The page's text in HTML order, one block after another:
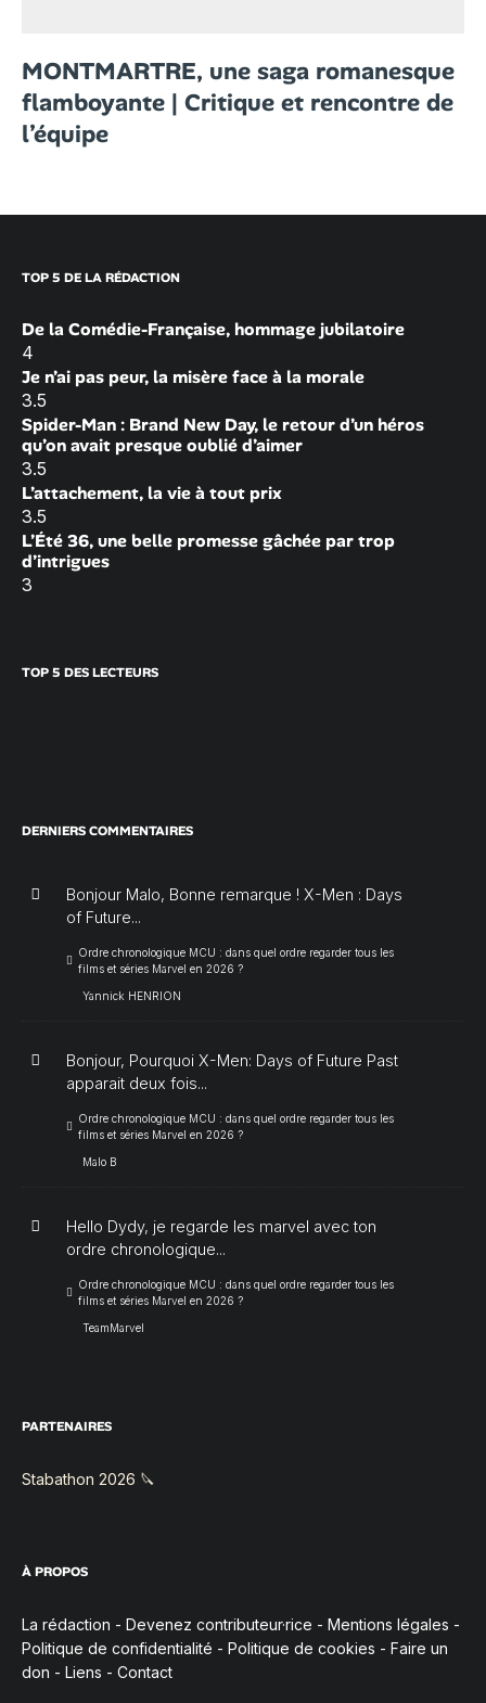
MONTMARTRE, une saga romanesque
flamboyante | Critique et rencontre de
l’équipe
TOP 5 DE LA RÉDACTION
De la Comédie-Française, hommage jubilatoire
4
Je n’ai pas peur, la misère face à la morale
3.5
Spider-Man : Brand New Day, le retour d’un héros
qu’on avait presque oublié d’aimer
3.5
L’attachement, la vie à tout prix
3.5
L’Été 36, une belle promesse gâchée par trop
d’intrigues
3
TOP 5 DES LECTEURS
DERNIERS COMMENTAIRES
Bonjour Malo, Bonne remarque ! X-Men : Days
of Future...
Ordre chronologique MCU : dans quel ordre regarder tous les
films et séries Marvel en 2026 ?
Yannick HENRION
Bonjour, Pourquoi X-Men: Days of Future Past
apparait deux fois...
Ordre chronologique MCU : dans quel ordre regarder tous les
films et séries Marvel en 2026 ?
Malo B
Hello Dydy, je regarde les marvel avec ton
ordre chronologique...
Ordre chronologique MCU : dans quel ordre regarder tous les
films et séries Marvel en 2026 ?
TeamMarvel
PARTENAIRES
Stabathon 2026 🔪
À PROPOS
La rédaction - Devenez contributeur·rice - Mentions légales -
Politique de confidentialité - Politique de cookies - Faire un
don - Liens - Contact